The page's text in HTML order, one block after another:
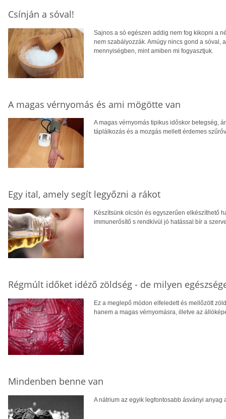
Csínján a sóval!
Sajnos a só egészen addig nem fog kikopni a
nem szabályozzák. Amúgy nincs gond a sóval,
mennyiségben, mint amiben mi fogyasztjuk.
A magas vérnyomás és ami mögötte van
A magas vérnyomás tipikus időskor betegség,
táplálkozás és a mozgás mellett érdemes
Egy ital, amely segít legyőzni a rákot
Készítsünk olcsón és egyszerűen elkészíthető
immunerősítő s rendkívül jó hatással bír a
Régmúlt időket idéző zöldség - de milyen
Ez a meglepő módon elfeledett és mellőzött
hanem a magas vérnyomásra, illetve az
Mindenben benne van
A nátrium az egyik legfontosabb ásványi